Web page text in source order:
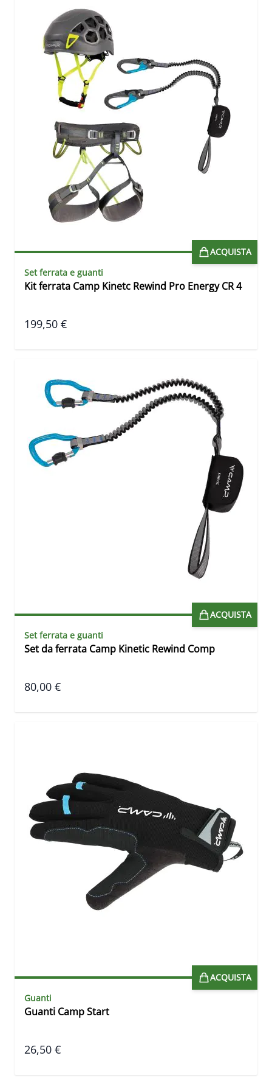
ACQUISTA
Set ferrata e guanti
Kit ferrata Camp Kinetc Rewind Pro Energy CR 4
199,50 €
ACQUISTA
Set ferrata e guanti
Set da ferrata Camp Kinetic Rewind Comp
80,00 €
ACQUISTA
Guanti
Guanti Camp Start
26,50 €